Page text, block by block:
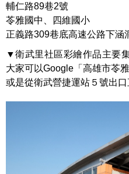
輔仁路89巷2號
苓雅國中、四維國小
正義路309巷底高速公路下涵
▼衛武里社區彩繪作品主要
大家可以Google「高雄市苓
或是從衛武營捷運站５號出口